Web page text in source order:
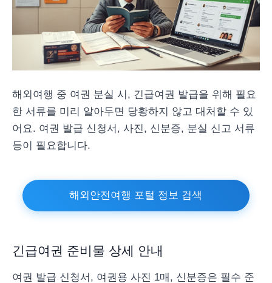
해외여행 중 여권 분실 시, 긴급여권 발급을 위해 필요
한 서류를 미리 알아두면 당황하지 않고 대처할 수 있
어요. 여권 발급 신청서, 사진, 신분증, 분실 신고 서류
등이 필요합니다.
해외안전여행 포털 정보 검색
긴급여권 준비물 상세 안내
여권 발급 신청서, 여권용 사진 1매, 신분증은 필수 준